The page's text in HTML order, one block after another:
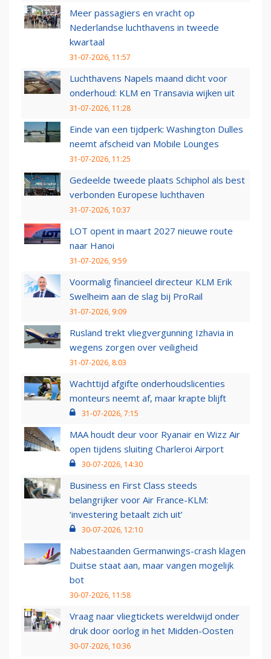
Meer passagiers en vracht op
Nederlandse luchthavens in tweede
kwartaal
31-07-2026, 11:57
Luchthavens Napels maand dicht voor
onderhoud: KLM en Transavia wijken uit
31-07-2026, 11:28
Einde van een tijdperk: Washington Dulles
neemt afscheid van Mobile Lounges
31-07-2026, 11:25
Gedeelde tweede plaats Schiphol als best
verbonden Europese luchthaven
31-07-2026, 10:37
LOT opent in maart 2027 nieuwe route
naar Hanoi
31-07-2026, 9:59
Voormalig financieel directeur KLM Erik
Swelheim aan de slag bij ProRail
31-07-2026, 9:09
Rusland trekt vliegvergunning Izhavia in
wegens zorgen over veiligheid
31-07-2026, 8:03
Wachttijd afgifte onderhoudslicenties
monteurs neemt af, maar krapte blijft
31-07-2026, 7:15
MAA houdt deur voor Ryanair en Wizz Air
open tijdens sluiting Charleroi Airport
30-07-2026, 14:30
Business en First Class steeds
belangrijker voor Air France-KLM:
‘investering betaalt zich uit’
30-07-2026, 12:10
Nabestaanden Germanwings-crash klagen
Duitse staat aan, maar vangen mogelijk
bot
30-07-2026, 11:58
Vraag naar vliegtickets wereldwijd onder
druk door oorlog in het Midden-Oosten
30-07-2026, 10:36